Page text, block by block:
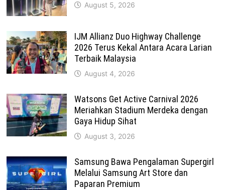
August 5, 2026
IJM Allianz Duo Highway Challenge
2026 Terus Kekal Antara Acara Larian
Terbaik Malaysia
August 4, 2026
Watsons Get Active Carnival 2026
Meriahkan Stadium Merdeka dengan
Gaya Hidup Sihat
August 3, 2026
Samsung Bawa Pengalaman Supergirl
Melalui Samsung Art Store dan
Paparan Premium